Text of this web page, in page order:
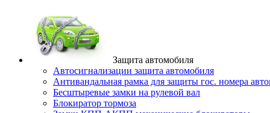
Защита автомобиля
Автосигнализации защита автомобиля
Антивандальная рамка для защиты гос. номера
Бесштыревые замки на рулевой вал
Блокиратор тормоза